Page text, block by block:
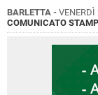
BARLETTA - VENERDÌ
COMUNICATO